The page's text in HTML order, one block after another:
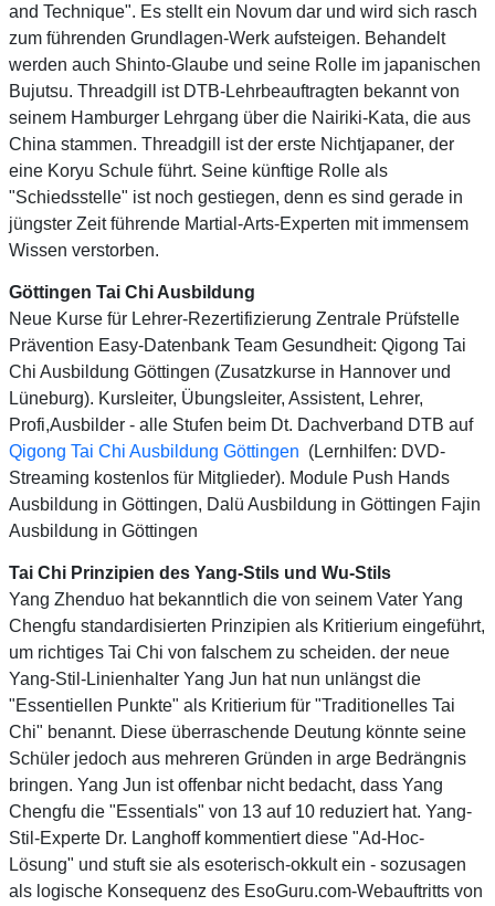
and Technique". Es stellt ein Novum dar und wird sich rasch
zum führenden Grundlagen-Werk aufsteigen. Behandelt
werden auch Shinto-Glaube und seine Rolle im japanischen
Bujutsu. Threadgill ist DTB-Lehrbeauftragten bekannt von
seinem Hamburger Lehrgang über die Nairiki-Kata, die aus
China stammen. Threadgill ist der erste Nichtjapaner, der
eine Koryu Schule führt. Seine künftige Rolle als
"Schiedsstelle" ist noch gestiegen, denn es sind gerade in
jüngster Zeit führende Martial-Arts-Experten mit immensem
Wissen verstorben.
Göttingen Tai Chi Ausbildung
Neue Kurse für Lehrer-Rezertifizierung Zentrale Prüfstelle
Prävention Easy-Datenbank Team Gesundheit: Qigong Tai
Chi Ausbildung Göttingen (Zusatzkurse in Hannover und
Lüneburg). Kursleiter, Übungsleiter, Assistent, Lehrer,
Profi,Ausbilder - alle Stufen beim Dt. Dachverband DTB auf
Qigong Tai Chi Ausbildung Göttingen (Lernhilfen: DVD-
Streaming kostenlos für Mitglieder). Module Push Hands
Ausbildung in Göttingen, Dalü Ausbildung in Göttingen Fajin
Ausbildung in Göttingen
Tai Chi Prinzipien des Yang-Stils und Wu-Stils
Yang Zhenduo hat bekanntlich die von seinem Vater Yang
Chengfu standardisierten Prinzipien als Kritierium eingeführt,
um richtiges Tai Chi von falschem zu scheiden. der neue
Yang-Stil-Linienhalter Yang Jun hat nun unlängst die
"Essentiellen Punkte" als Kritierium für "Traditionelles Tai
Chi" benannt. Diese überraschende Deutung könnte seine
Schüler jedoch aus mehreren Gründen in arge Bedrängnis
bringen. Yang Jun ist offenbar nicht bedacht, dass Yang
Chengfu die "Essentials" von 13 auf 10 reduziert hat. Yang-
Stil-Experte Dr. Langhoff kommentiert diese "Ad-Hoc-
Lösung" und stuft sie als esoterisch-okkult ein - sozusagen
als logische Konsequenz des EsoGuru.com-Webauftritts von